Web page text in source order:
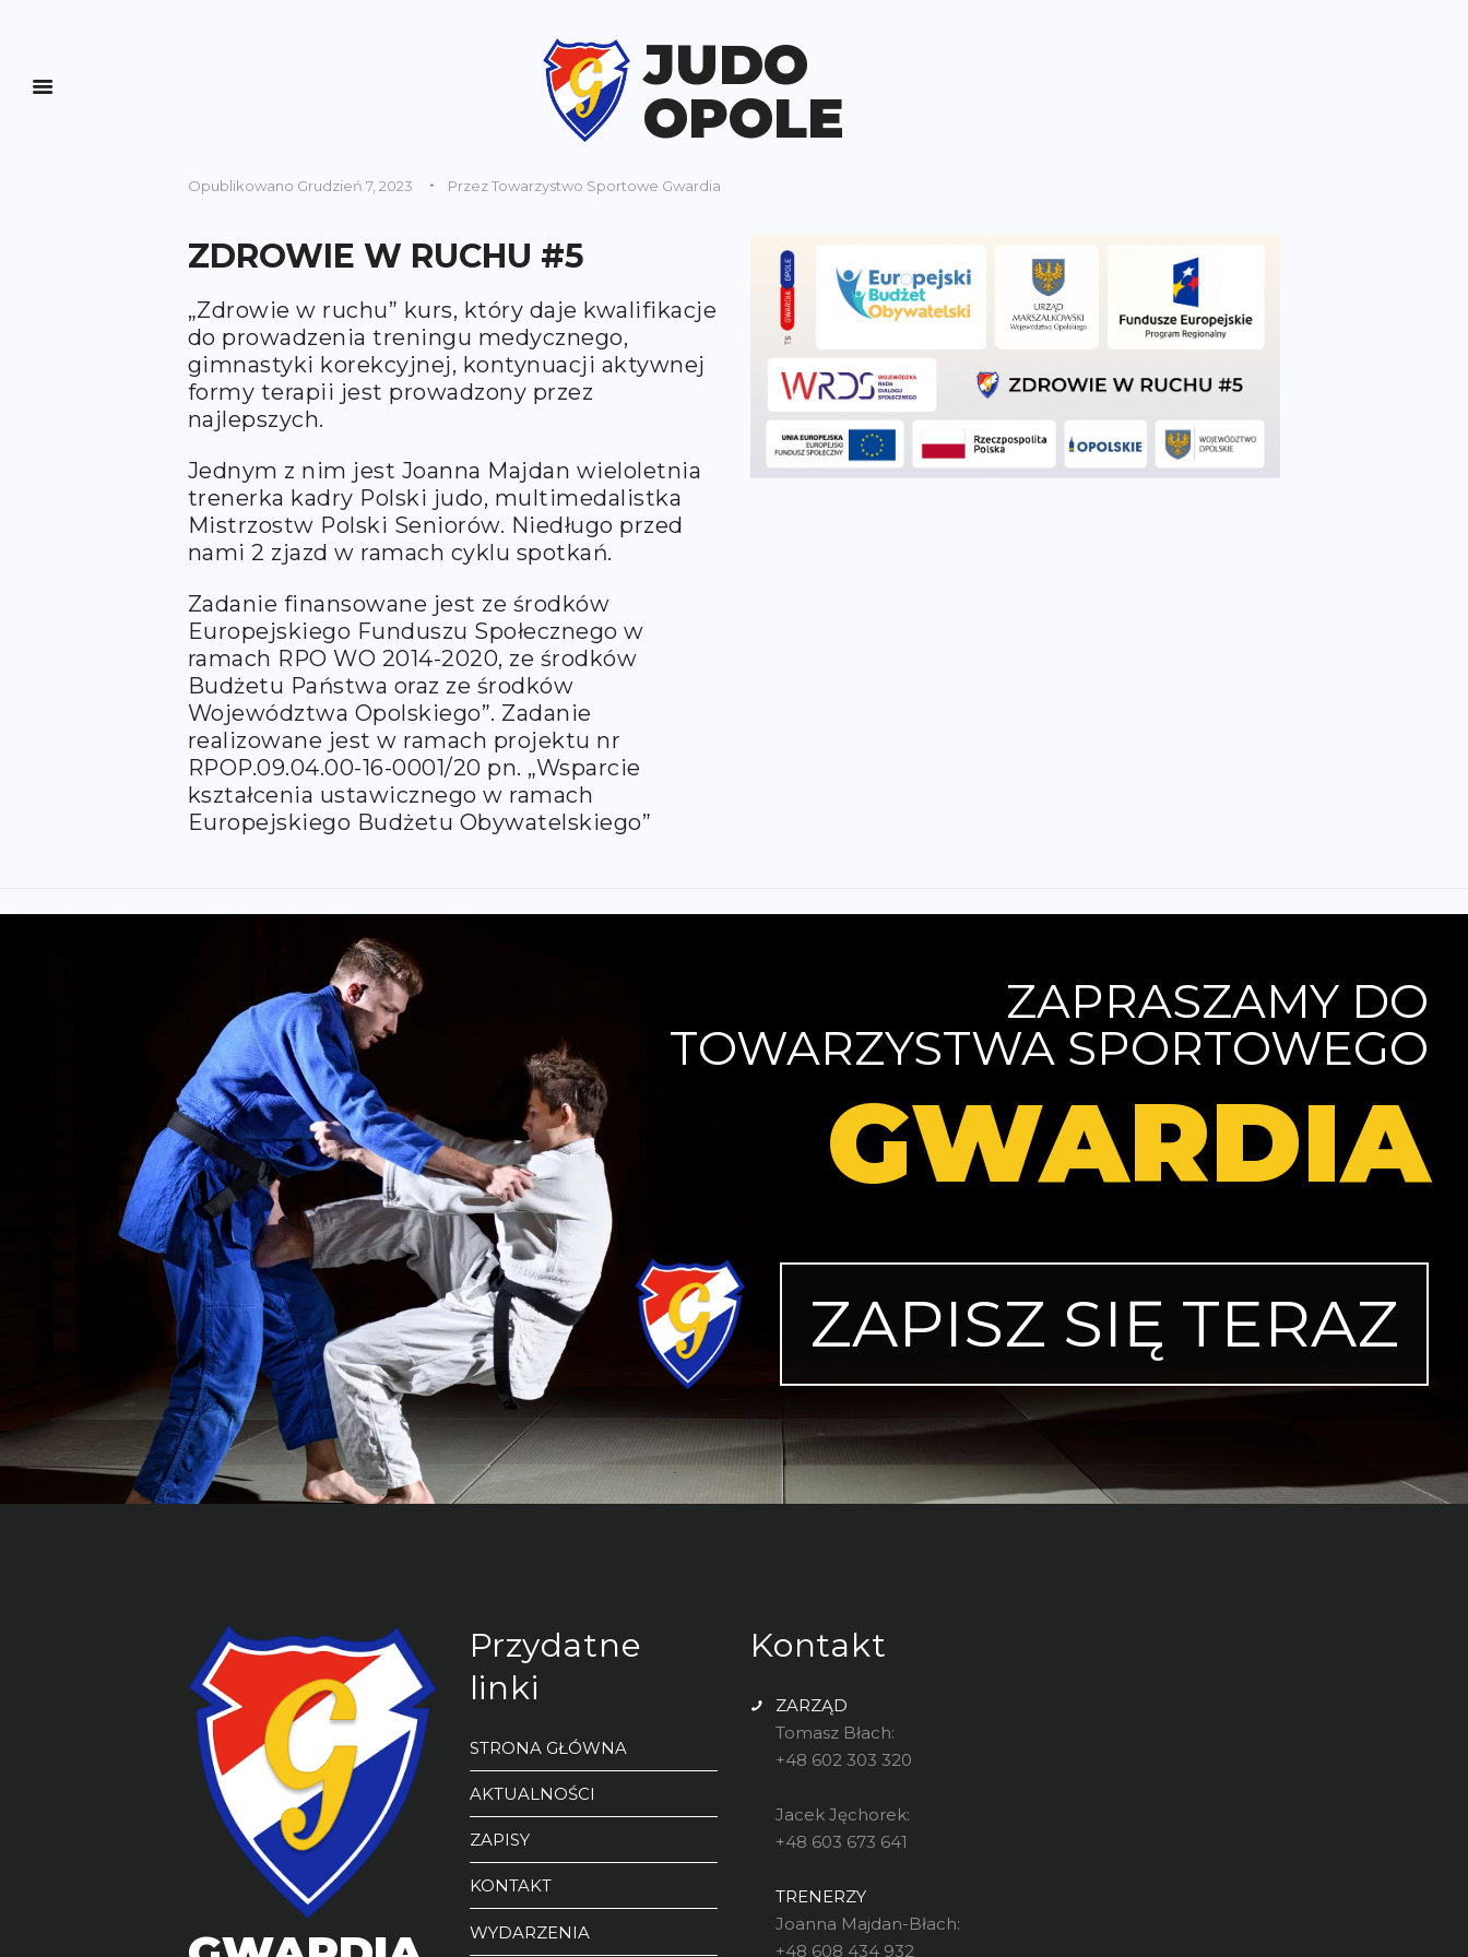
JUDO
OPOLE
Opublikowano Grudzień 7, 2023 PrzezTowarzystwo Sportowe Gwardia
ZDROWIE W RUCHU #5
„Zdrowie w ruchu” kurs, który daje kwalifikacje
do prowadzenia treningu medycznego,
gimnastyki korekcyjnej, kontynuacji aktywnej
formy terapii jest prowadzony przez
najlepszych.
Jednym z nim jest Joanna Majdan wieloletnia
trenerka kadry Polski judo, multimedalistka
Mistrzostw Polski Seniorów. Niedługo przed
nami 2 zjazd w ramach cyklu spotkań.
Zadanie finansowane jest ze środków
Europejskiego Funduszu Społecznego w
ramach RPO WO 2014-2020, ze środków
Budżetu Państwa oraz ze środków
Województwa Opolskiego”. Zadanie
realizowane jest w ramach projektu nr
RPOP.09.04.00-16-0001/20 pn. „Wsparcie
kształcenia ustawicznego w ramach
Europejskiego Budżetu Obywatelskiego”
ZAPRASZAMY DO
TOWARZYSTWA SPORTOWEGO
ZAPISZ SIĘ TERAZ
GWARDIA
Przydatne
linki
STRONA GŁÓWNA
AKTUALNOŚCI
ZAPISY
KONTAKT
WYDARZENIA
Kontakt
ZARZĄD
Tomasz Błach:
+48 602 303 320
Jacek Jęchorek:
+48 603 673 641
TRENERZY
Joanna Majdan-Błach:
+48 608 434 932